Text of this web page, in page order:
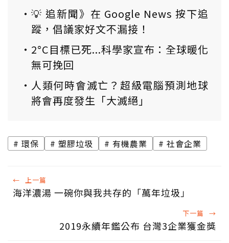
💡 追新聞》在 Google News 按下追
蹤，倡議家好文不漏接！
2°C目標已死...科學家宣布：全球暖化
無可挽回
人類何時會滅亡？超級電腦預測地球
將會再度發生「大滅絕」
環保 塑膠垃圾 有機農業 社會企業
← 上一篇
海洋濃湯 一碗你與我共存的「萬年垃圾」
下一篇 →
2019永續年鑑公布 台灣3企業獲金獎